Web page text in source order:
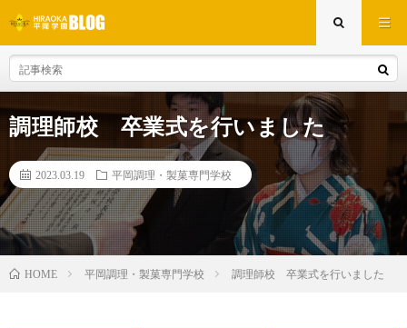
調理師校 卒業式を行いました
2023.03.19 平岡調理・製菓専門学校
HOME 平岡調理・製菓専門学校 調理師校 卒業式を行いました